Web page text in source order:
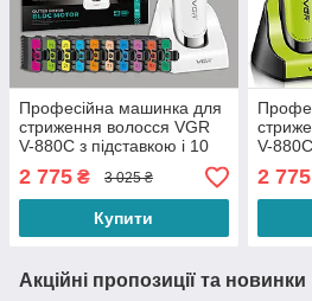
Професійна машинка для
стриження волосся VGR
V-880C з підставкою і 10
насадками 1,5-25 мм 7200
об./хвилину White
2 775 ₴ 3 025 ₴
Купити
V-
об./
2 775
Акційні пропозиції та новинки